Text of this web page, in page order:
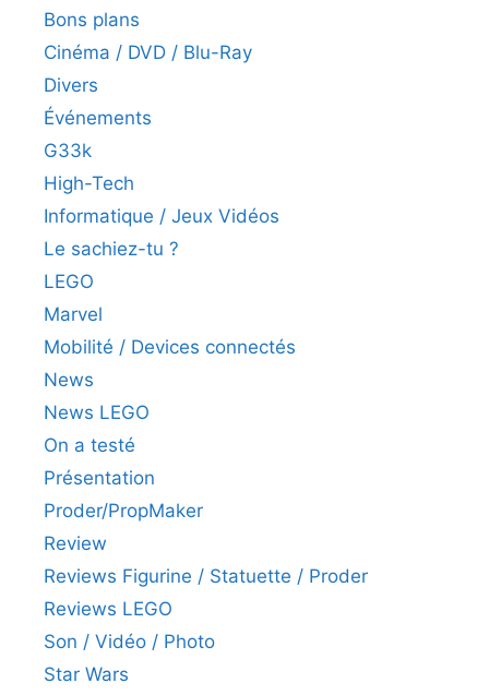
Bons plans
Cinéma / DVD / Blu-Ray
Divers
Événements
G33k
High-Tech
Informatique / Jeux Vidéos
Le sachiez-tu ?
LEGO
Marvel
Mobilité / Devices connectés
News
News LEGO
On a testé
Présentation
Proder/PropMaker
Review
Reviews Figurine / Statuette / Proder
Reviews LEGO
Son / Vidéo / Photo
Star Wars